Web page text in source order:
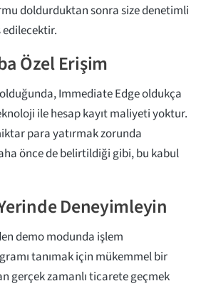
doldurduktan sonra size denetimli
Özel Erişim
Immediate Edge oldukça
ile hesap kayıt maliyeti yoktur.
para yatırmak zorunda
önce de belirtildiği gibi, bu kabul
Deneyimleyin
demo modunda işlem
tanımak için mükemmel bir
gerçek zamanlı ticarete geçmek